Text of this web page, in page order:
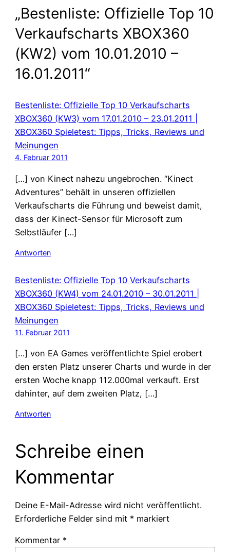
„Bestenliste: Offizielle Top 10
Verkaufscharts XBOX360
(KW2) vom 10.01.2010 –
16.01.2011“
Bestenliste: Offizielle Top 10 Verkaufscharts
XBOX360 (KW3) vom 17.01.2010 – 23.01.2011 |
XBOX360 Spieletest: Tipps, Tricks, Reviews und
Meinungen
4. Februar 2011
[…] von Kinect nahezu ungebrochen. “Kinect
Adventures” behält in unseren offiziellen
Verkaufscharts die Führung und beweist damit,
dass der Kinect-Sensor für Microsoft zum
Selbstläufer […]
Antworten
Bestenliste: Offizielle Top 10 Verkaufscharts
XBOX360 (KW4) vom 24.01.2010 – 30.01.2011 |
XBOX360 Spieletest: Tipps, Tricks, Reviews und
Meinungen
11. Februar 2011
[…] von EA Games veröffentlichte Spiel erobert
den ersten Platz unserer Charts und wurde in der
ersten Woche knapp 112.000mal verkauft. Erst
dahinter, auf dem zweiten Platz, […]
Antworten
Schreibe einen
Kommentar
Deine E-Mail-Adresse wird nicht veröffentlicht.
Erforderliche Felder sind mit * markiert
Kommentar *